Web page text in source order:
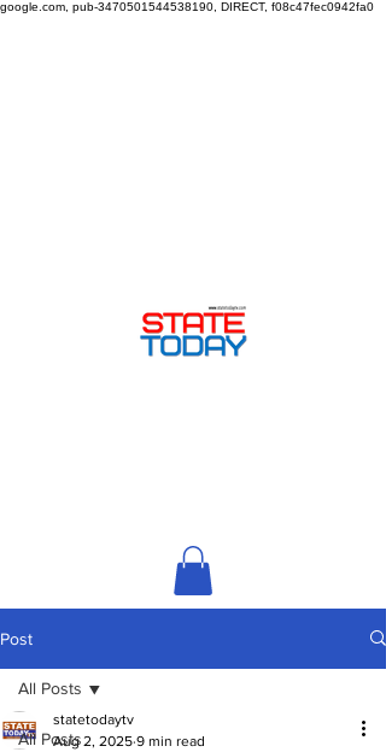
google.com, pub-3470501544538190, DIRECT, f08c47fec0942fa0
Post
All Posts
All Posts
statetodaytv
Aug 2, 2025 9 min read